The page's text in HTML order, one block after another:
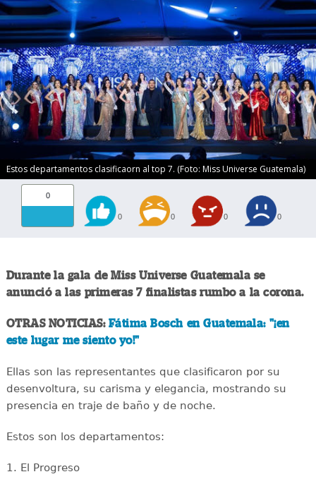
Estos departamentos clasificaorn al top 7. (Foto: Miss Universe Guatemala)
0
0 0 0 0
Durante la gala de Miss Universe Guatemala se
anunció a las primeras 7 finalistas rumbo a la corona.
OTRAS NOTICIAS: Fátima Bosch en Guatemala: "¡en
este lugar me siento yo!"
Ellas son las representantes que clasificaron por su
desenvoltura, su carisma y elegancia, mostrando su
presencia en traje de baño y de noche.
Estos son los departamentos:
1. El Progreso